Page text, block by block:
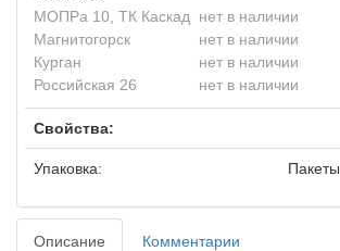
МОПРа 10, ТК Каскад
нет в наличии
Магнитогорск
нет в наличии
Курган
нет в наличии
Российская 26
нет в наличии
Свойства:
Упаковка: Пакеты
Описание Комментарии